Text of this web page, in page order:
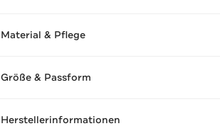
Material & Pflege
Größe & Passform
Herstellerinformationen